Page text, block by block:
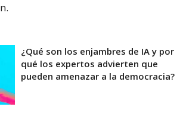
¿Qué son los enjambres de IA y por
qué los expertos advierten que
pueden amenazar a la democracia?